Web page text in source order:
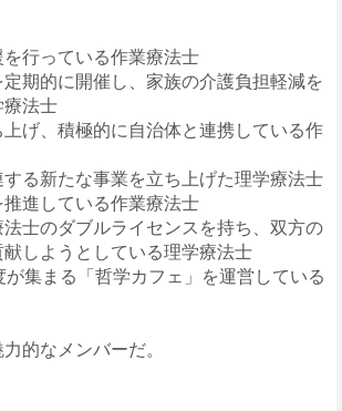
を行っている作業療法士
定期的に開催し、家族の介護負担軽減を
療法士
上げ、積極的に自治体と連携している作
する新たな事業を立ち上げた理学療法士
推進している作業療法士
法士のダブルライセンスを持ち、双方の
しようとしている理学療法士
が集まる「哲学カフェ」を運営している
的なメンバーだ。